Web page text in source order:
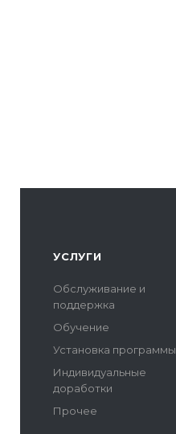
УСЛУГИ
Обслуживание и
поддержка
Обучение
Установка программы
Индивидуальные
доработки
Прочее